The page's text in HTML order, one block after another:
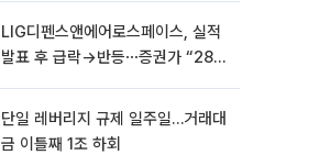
LIG디펜스앤에어로스페이스, 실적
발표 후 급락→반등⋯증권가 “28년
단일 레버리지 규제 일주일…거래대
금 이틀째 1조 하회